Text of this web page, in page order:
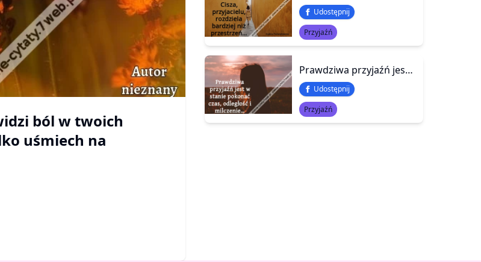
ból w twoich
uśmiech na
Udostępnij
Przyjaźń
Prawdziwa przyjaźń jest w stanie pokonać czas, odległość i milczenie…
Udostępnij
Przyjaźń